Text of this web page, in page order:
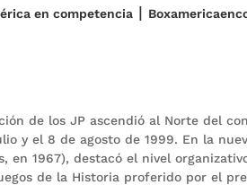
en competencia|
de los JP ascendió al Norte del
y el 8 de agosto de 1999. En la
en 1967), destacó el nivel
de la Historia proferido por el